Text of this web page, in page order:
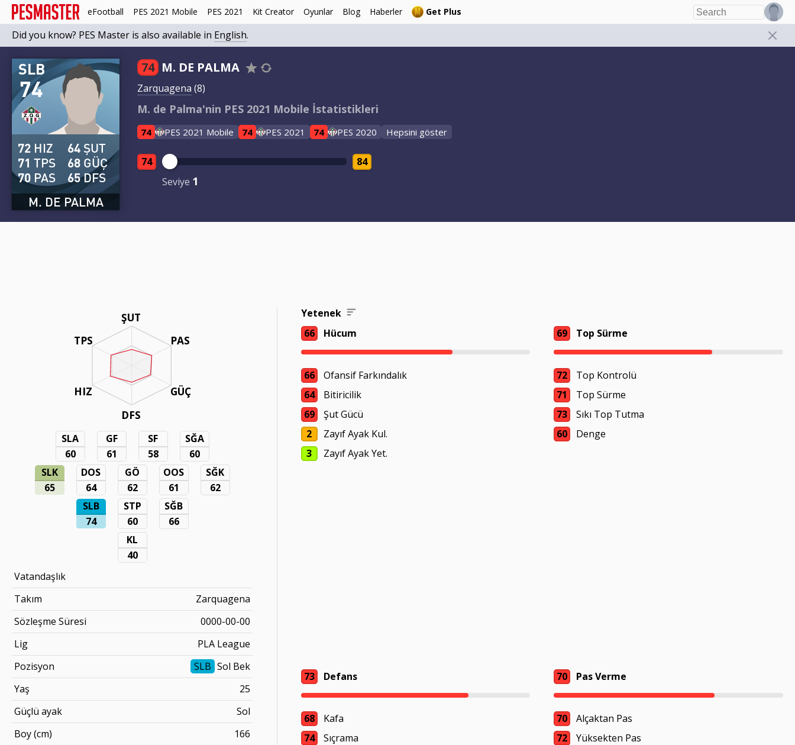
eFootball PES 2021 Mobile PES 2021 Kit Creator Oyunlar Blog Haberler Get Plus
Did you know? PES Master is also available in English.
74
SLB
M. DE PALMA
72 HIZ
71 TPS
70 PAS
64 ŞUT
68 GÜÇ
65DFS
74 M. DE PALMA
Zarquagena (8)
M. de Palma'nin PES 2021 Mobile İstatistikleri
74 PES 2021 Mobile 74 PES 2021 74 PES 2020 Hepsini göster
74
Seviye 1
84
ŞUT
PAS
GÜÇ
DFS
TPS
HIZ
SLA
60
GF
61
SF
58
SĞA
60
SLK
65
DOS
64
GÖ
62
OOS
61
SĞK
62
SLB
74
STP
60
SĞB
66
KL
40
Vatandaşlık
Takım
Zarquagena
Sözleşme Süresi
0000-00-00
Lig
PLA League
Pozisyon
SLB Sol Bek
Yaş
25
Güçlü ayak
Sol
Boy (cm)
166
Yetenek
66
Hücum
66
Ofansif Farkındalık
64
Bitiricilik
69
Şut Gücü
2
Zayıf Ayak Kul.
3
Zayıf Ayak Yet.
69 Top Sürme
72
Top Kontrolü
71
Top Sürme
73
Sıkı Top Tutma
60
Denge
73 Defans
68
Kafa
74
Sıçrama
70 Pas Verme
70
Alçaktan Pas
72
Yüksekten Pas